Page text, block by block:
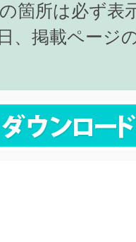
箇所は必ず表
、掲載ページ